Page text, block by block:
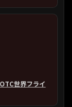
世界フライ